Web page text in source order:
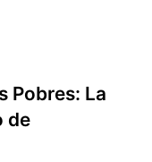
Pobres: La
de